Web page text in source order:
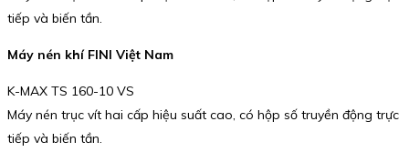
tiếp và biến tần.
Máy nén khí FINI Việt Nam
K-MAX TS 160-10 VS
Máy nén trục vít hai cấp hiệu suất cao, có hộp số truyền động trực
tiếp và biến tần.